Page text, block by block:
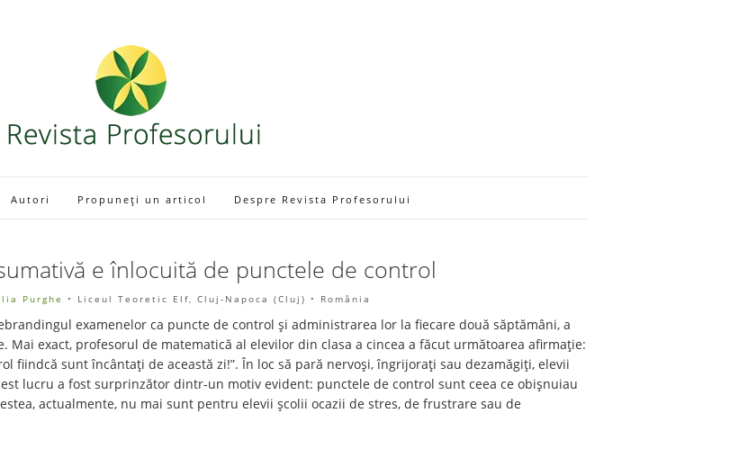
Autori Propuneți un articol Despre Revista Profesorului
e înlocuită de punctele de control
Purghe • Liceul Teoretic Elf, Cluj-Napoca (Cluj) • România
examenelor ca puncte de control și administrarea lor la fiecare două săptămâni, a
exact, profesorul de matematică al elevilor din clasa a cincea a făcut următoarea afirmație:
fiindcă sunt încântați de această zi!”. În loc să pară nervoși, îngrijorați sau dezamăgiți, elevii
lucru a fost surprinzător dintr-un motiv evident: punctele de control sunt ceea ce obișnuiau
actualmente, nu mai sunt pentru elevii școlii ocazii de stres, de frustrare sau de